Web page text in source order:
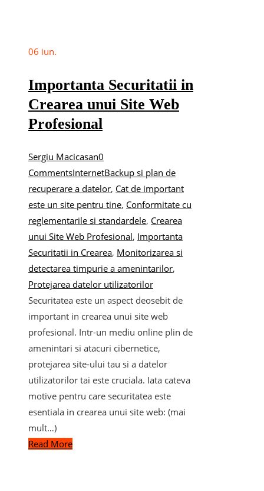
06 iun.
Importanta Securitatii in
Crearea unui Site Web
Profesional
Sergiu Macicasan0
CommentsInternetBackup si plan de
recuperare a datelor, Cat de important
este un site pentru tine, Conformitate cu
reglementarile si standardele, Crearea
unui Site Web Profesional, Importanta
Securitatii in Crearea, Monitorizarea si
detectarea timpurie a amenintarilor,
Protejarea datelor utilizatorilor
Securitatea este un aspect deosebit de
important in crearea unui site web
profesional. Intr-un mediu online plin de
amenintari si atacuri cibernetice,
protejarea site-ului tau si a datelor
utilizatorilor tai este cruciala. Iata cateva
motive pentru care securitatea este
esentiala in crearea unui site web: (mai
mult…)
Read More